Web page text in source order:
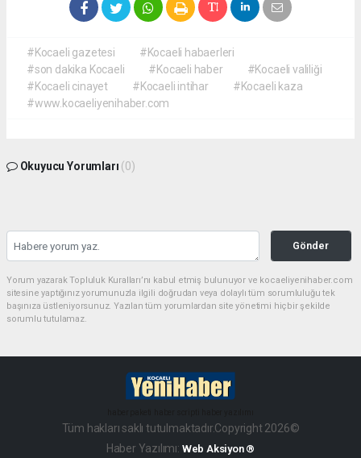
#Kocaeli gazetesi
#Kocaeli habaerleri
#son dakika Kocaeli
#Kocaeli haber
#Kocaeli valiliği
#Kocaeli cinayet
#Kocaeli intihar
#Kocaeli kaza
#www.kocaeliyenihaber.com
Okuyucu Yorumları (0)
Gönder
Yorum yazarak Topluluk Kuralları’nı kabul etmiş bulunuyor ve kocaeliyenihaber.com
sitesine yaptığınız yorumunuzla ilgili doğrudan veya dolaylı tüm sorumluluğu tek
başınıza üstleniyorsunuz. Yazılan tüm yorumlardan site yönetimi hiçbir şekilde
sorumlu tutulamaz.
Tüm hakları saklı tutulmaktadır.Copyright 2026©
Haber Yazılımı: Web Aksiyon ®